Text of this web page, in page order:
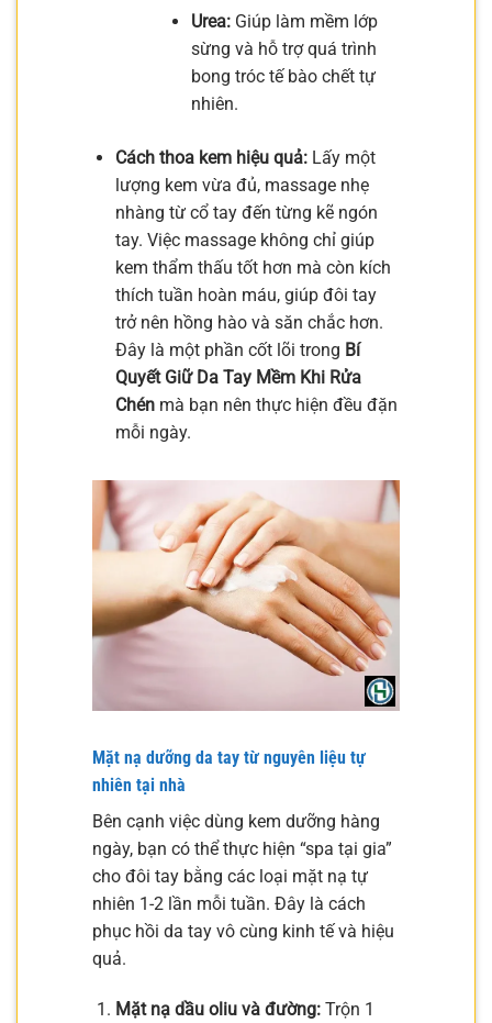
Urea:Giúp làm mềm lớp
sừng và hỗ trợ quá trình
bong tróc tế bào chết tự
nhiên.
Cách thoa kem hiệu quả:Lấy một
lượng kem vừa đủ, massage nhẹ
nhàng từ cổ tay đến từng kẽ ngón
tay. Việc massage không chỉ giúp
kem thẩm thấu tốt hơn mà còn kích
thích tuần hoàn máu, giúp đôi tay
trở nên hồng hào và săn chắc hơn.
Đây là một phần cốt lõi trong Bí
Quyết Giữ Da Tay Mềm Khi Rửa
Chénmà bạn nên thực hiện đều đặn
mỗi ngày.
Mặt nạ dưỡng da tay từ nguyên liệu tự
nhiên tại nhà
Bên cạnh việc dùng kem dưỡng hàng
ngày, bạn có thể thực hiện “spa tại gia”
cho đôi tay bằng các loại mặt nạ tự
nhiên 1-2 lần mỗi tuần. Đây là cách
phục hồi da tay vô cùng kinh tế và hiệu
quả.
Mặt nạ dầu oliu và đường:Trộn 1